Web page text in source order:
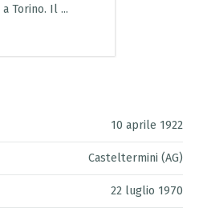
a Torino. Il ...
10 aprile 1922
Casteltermini (AG)
22 luglio 1970